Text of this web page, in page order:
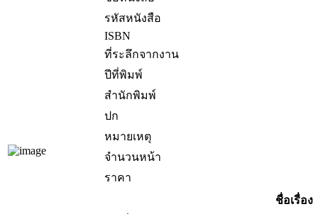
รหัสหนังสือ
ISBN
ที่ระลึกจากงาน
ปีที่พิมพ์
สำนักพิมพ์
ปก
หมายเหตุ
จำนวนหน้า
ราคา
ชื่อเรื่อง